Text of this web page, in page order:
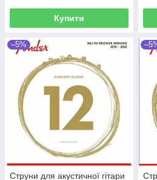
Купити
–5%
Струни для акустичної гітари